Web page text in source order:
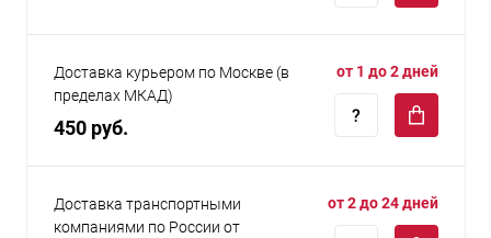
Доставка курьером по Москве (в
пределах МКАД)
450 руб.
от 1 до 2 дней
Доставка транспортными
компаниями по России от
от 2 до 24 дней